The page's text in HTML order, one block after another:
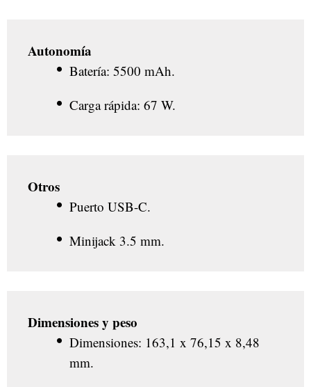
Autonomía
Batería: 5500 mAh.
Carga rápida: 67 W.
Otros
Puerto USB-C.
Minijack 3.5 mm.
Dimensiones y peso
Dimensiones: 163,1 x 76,15 x 8,48
mm.